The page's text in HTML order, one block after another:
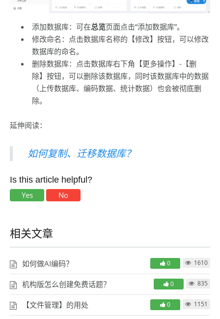
添加数据库：可在总览页面点击“添加数据库”。
修改命名：点击数据库名称的【修改】按钮，可以修改
数据库的命名。
删除数据库：点击数据库右下角【更多操作】-【删
除】按钮，可以删除该数据库，同时该数据库中的数据
（上传数据库、编码数据、统计数据）也会被彻底删
除。
延伸阅读：
如何复制、迁移数据库？
Is this article helpful?
Yes
No
相关文章
如何做AI编码？ 0 1610
机构版怎么创建免费话题？ 0 835
【文件管理】的用处 0 1151